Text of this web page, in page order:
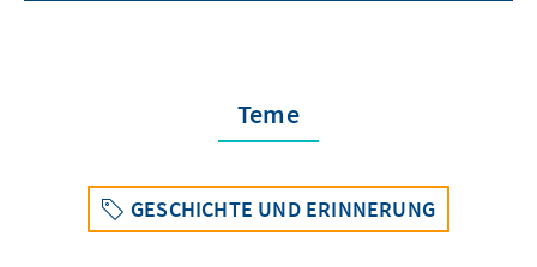
Teme
GESCHICHTE UND ERINNERUNG